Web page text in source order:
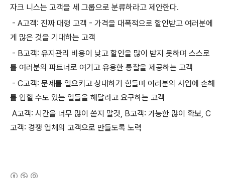
자크 니스는 고객을 세 그룹으로 분류하라고 제안한다.
- A고객: 진짜 대형 고객 - 가격을 대폭적으로 할인받고 여러분에
게 많은 것을 기대하는 고객
- B고객: 유지관리 비용이 낮고 할인을 많이 받지 못하며 스스로
를 여러분의 파트너로 여기고 유용한 통찰을 제공하는 고객
- C고객: 문제를 일으키고 상대하기 힘들며 여러분의 사업에 손해
를 입힐 수도 있는 일들을 해달라고 요구하는 고객
A고객: 시간을 너무 많이 쏟지 말것, B고객: 가능한 많이 확보, C
고객: 경쟁 업체의 고객으로 만들도록 노력